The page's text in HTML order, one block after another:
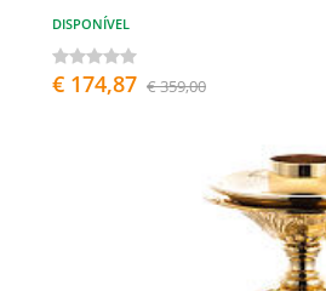
DISPONÍVEL
€ 174,87 € 359,00